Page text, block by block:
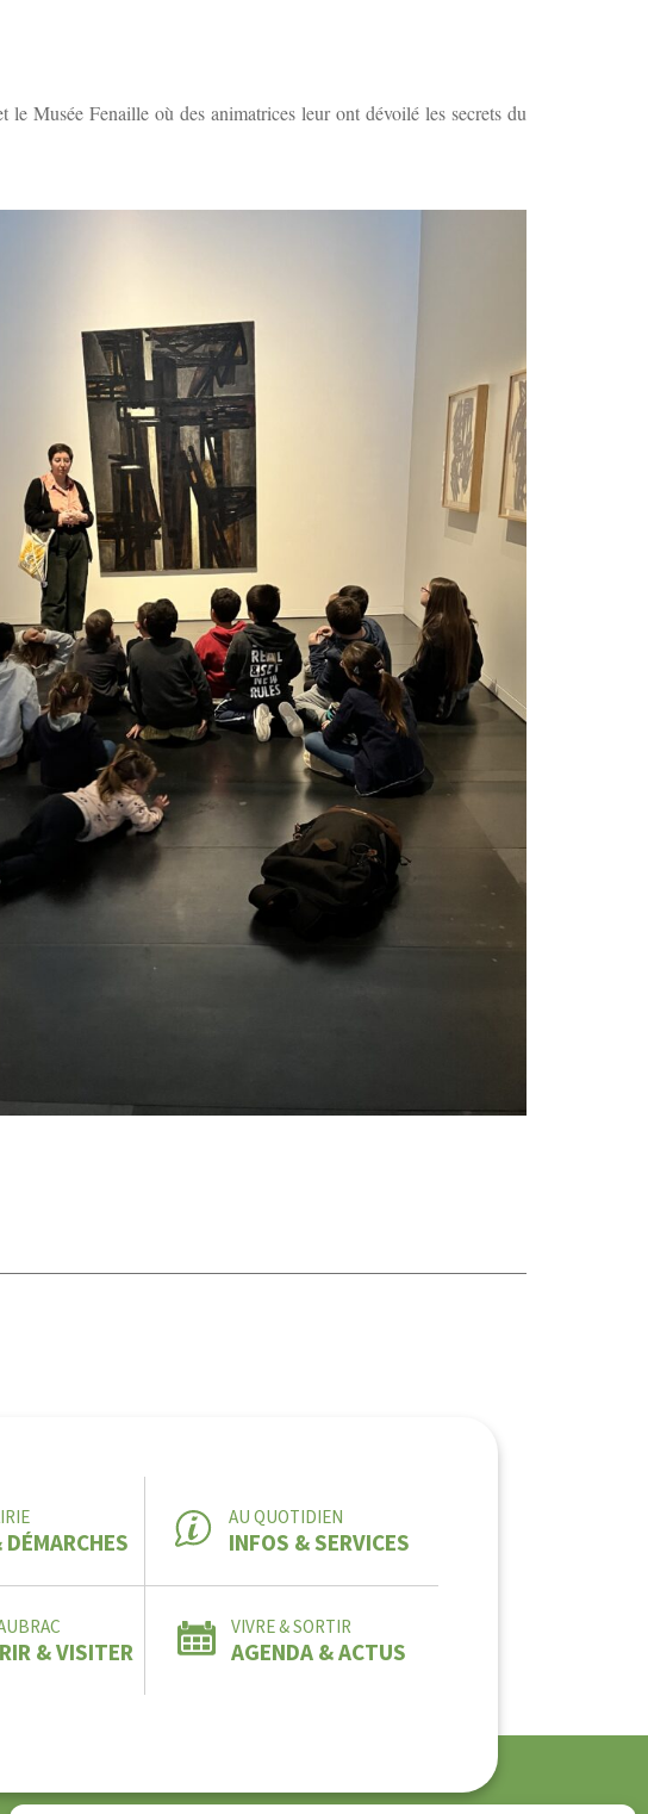
Musée Fenaille où des animatrices leur ont dévoilé les secrets du
AU QUOTIDIEN
INFOS & SERVICES
& VISITER
VIVRE & SORTIR
AGENDA & ACTUS